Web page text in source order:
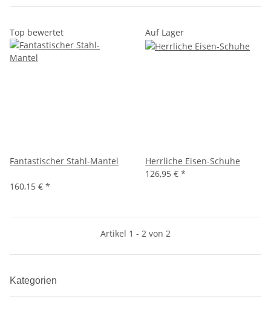
Top bewertet
Fantastischer Stahl-Mantel
160,15 € *
Auf Lager
Herrliche Eisen-Schuhe
126,95 € *
Artikel 1 - 2 von 2
Kategorien